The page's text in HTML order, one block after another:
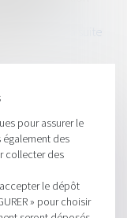
par
Lire la suite
de vue, même
pour assurer le
des
collecter des
accepter le dépôt
» pour choisir